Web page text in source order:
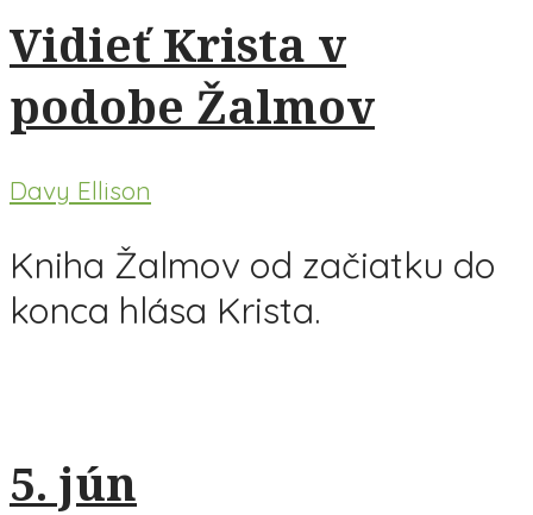
Vidieť Krista v
podobe Žalmov
Davy Ellison
Kniha Žalmov od začiatku do
konca hlása Krista.
5. jún